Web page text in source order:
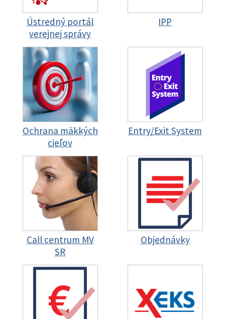
Ústredný portál
verejnej správy
IPP
Ochrana mäkkých
cieľov
Entry/Exit System
Call centrum MV
SR
Objednávky